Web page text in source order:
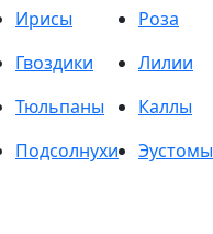
Ирисы
Роза
Гвоздики
Лилии
Тюльпаны
Каллы
Подсолнухи
Эустомы